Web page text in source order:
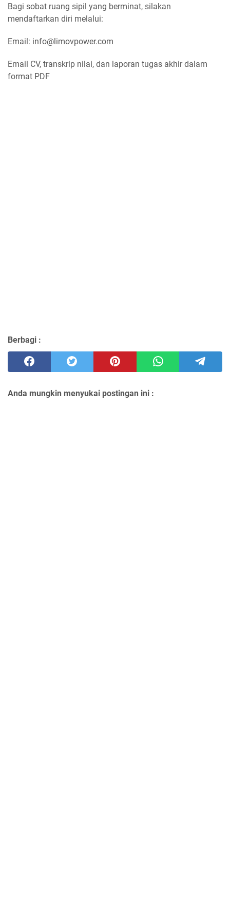
Bagi sobat ruang sipil yang berminat, silakan
mendaftarkan diri melalui:
Email: info@limovpower.com
Email CV, transkrip nilai, dan laporan tugas akhir dalam
format PDF
Berbagi :
Anda mungkin menyukai postingan ini :